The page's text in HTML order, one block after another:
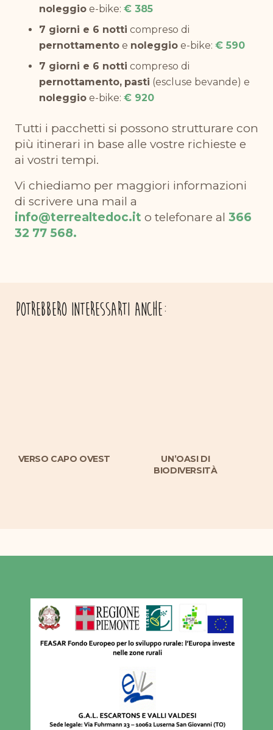
noleggio e-bike: € 385
7 giorni e 6 notti compreso di
pernottamento e noleggio e-bike: € 590
7 giorni e 6 notti compreso di
pernottamento, pasti (escluse bevande) e
noleggio e-bike: € 920
Tutti i pacchetti si possono strutturare con
più itinerari in base alle vostre richieste e
ai vostri tempi.
Vi chiediamo per maggiori informazioni
di scrivere una mail a
info@terrealtedoc.it o telefonare al 366
32 77 568.
Potrebbero interessarti anche:
VERSO CAPO OVEST
UN’OASI DI
BIODIVERSITÀ